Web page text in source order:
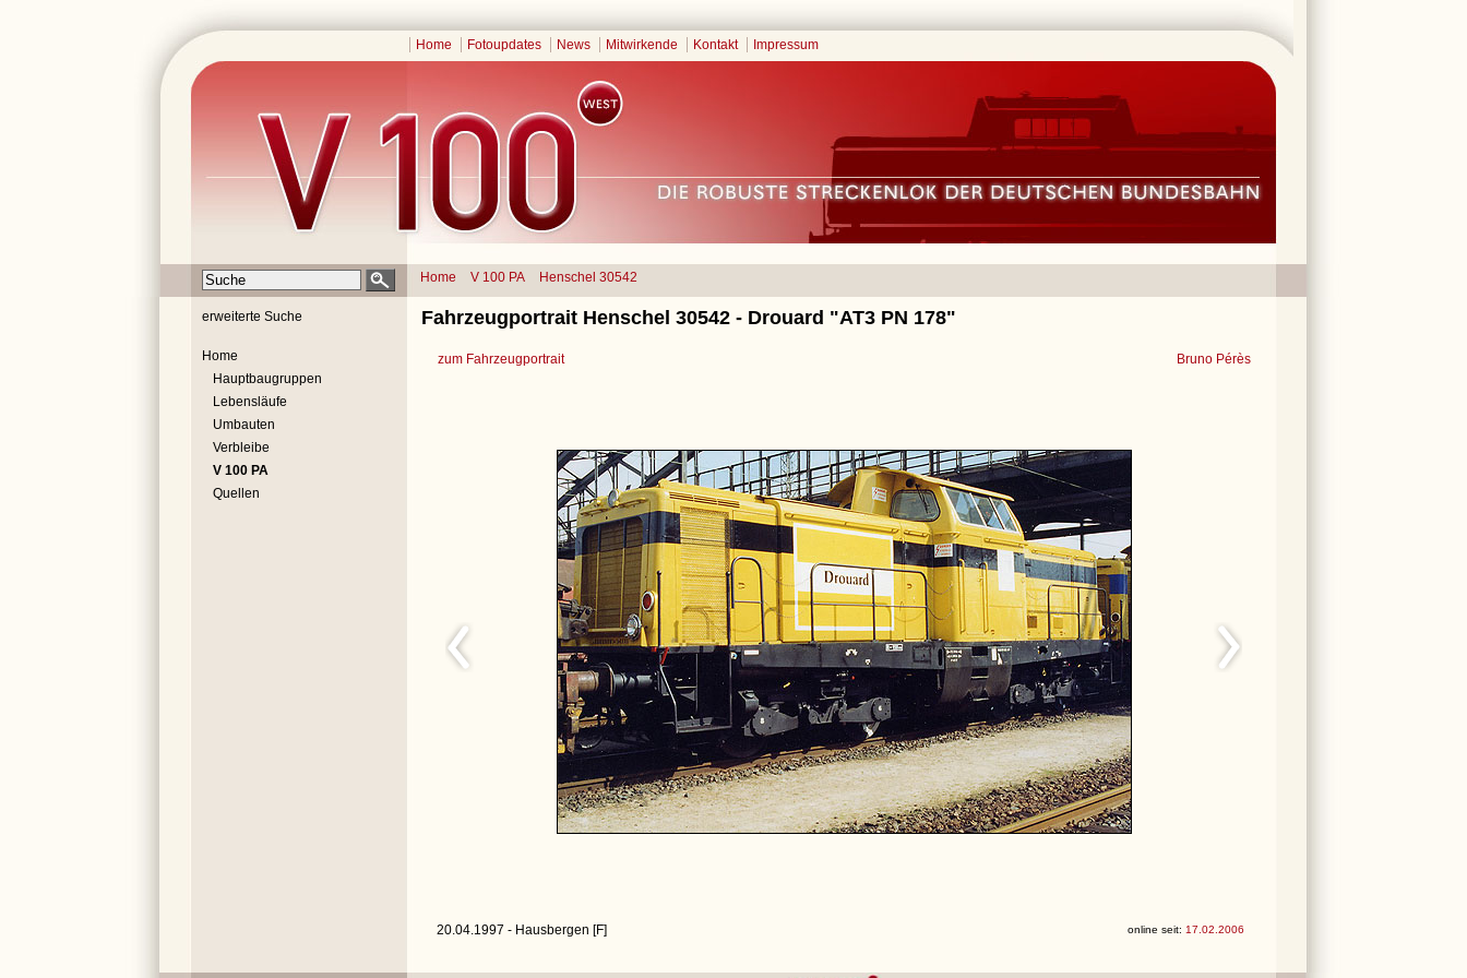
Home Fotoupdates News Mitwirkende Kontakt Impressum
Home V 100 PA Henschel 30542
erweiterte Suche
Home
Hauptbaugruppen
Lebensläufe
Umbauten
Verbleibe
V 100 PA
Quellen
Fahrzeugportrait Henschel 30542 - Drouard "AT3 PN 178"
zum Fahrzeugportrait Bruno Pérès
20.04.1997 - Hausbergen [F] online seit: 17.02.2006